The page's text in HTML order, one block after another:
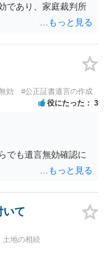
であり、家庭裁判所
効 #公正証書遺言の作成
役にたった 3
でも遺言無効確認に
いて
土地の相続